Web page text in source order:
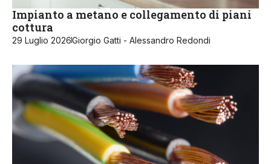
Impianto a metano e collegamento di piani
cottura
29 Luglio 2026Giorgio Gatti - Alessandro Redondi